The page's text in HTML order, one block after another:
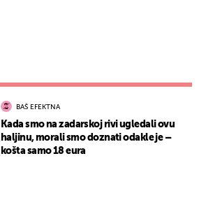
BAŠ EFEKTNA
Kada smo na zadarskoj rivi ugledali ovu
haljinu, morali smo doznati odakle je –
košta samo 18 eura